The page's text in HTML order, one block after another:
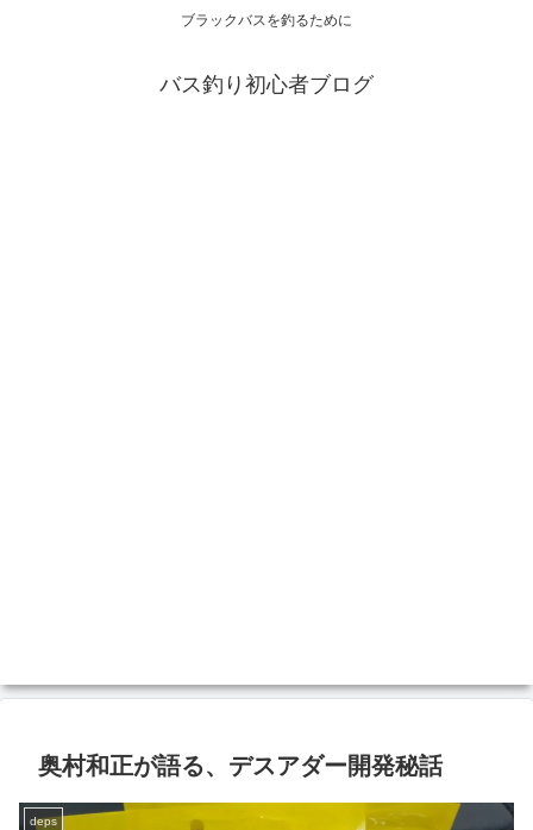
ブラックバスを釣るために
バス釣り初心者ブログ
奥村和正が語る、デスアダー開発秘話
deps